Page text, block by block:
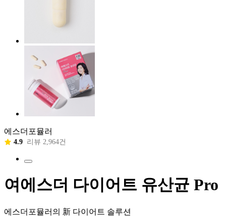
에스더포뮬러
4.9 리뷰 2,964건
여에스더 다이어트 유산균 Pro
에스더포뮬러의 新 다이어트 솔루션